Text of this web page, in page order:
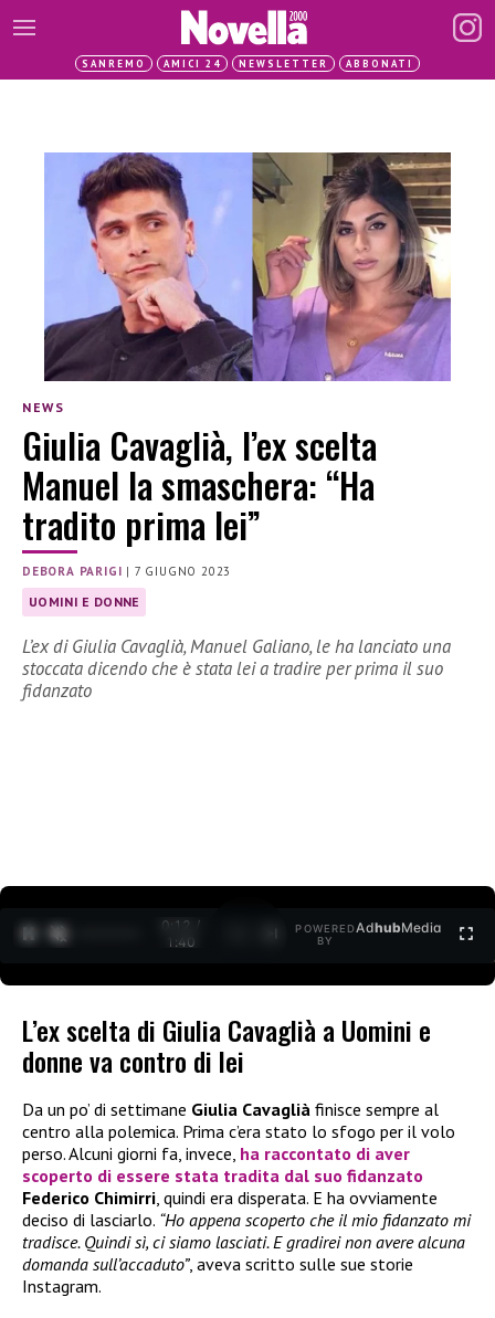
SANREMO AMICI 24 NEWSLETTER ABBONATI
NEWS
Giulia Cavaglià, l’ex scelta
Manuel la smaschera: “Ha
tradito prima lei”
DEBORA PARIGI | 7 GIUGNO 2023
UOMINI E DONNE
L’ex di Giulia Cavaglià, Manuel Galiano, le ha lanciato una
stoccata dicendo che è stata lei a tradire per prima il suo
fidanzato
0:13 /
1:40
POWERED
BY
AdhubMedia
L’ex scelta di Giulia Cavaglià a Uomini e
donne va contro di lei
Da un po’ di settimane Giulia Cavaglià finisce sempre al
centro alla polemica. Prima c’era stato lo sfogo per il volo
perso. Alcuni giorni fa, invece, ha raccontato di aver
scoperto di essere stata tradita dal suo fidanzato
Federico Chimirri, quindi era disperata. E ha ovviamente
deciso di lasciarlo. “Ho appena scoperto che il mio fidanzato mi
tradisce. Quindi sì, ci siamo lasciati. E gradirei non avere alcuna
domanda sull’accaduto”, aveva scritto sulle sue storie
Instagram.